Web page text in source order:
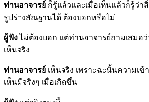
ท่านอาจารย์ ก็รู้แล้วและเมื่อเห็นแล้วก็รู้ว่า
รูปร่างสัณฐานได้ ต้องบอกหรือไม่
ผู้ฟังไม่ต้องบอก แต่ท่านอาจารย์ถามเสมอว่
เห็นจริง
ท่านอาจารย์ เห็นจริง เพราะฉะนั้นความเข้
เห็นมีจริงๆ เมื่อเกิดขึ้น